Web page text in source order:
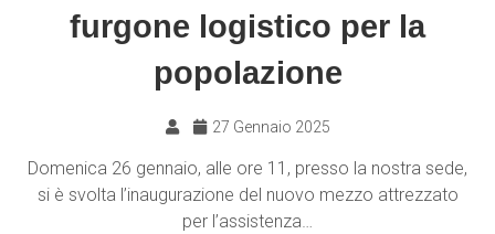
furgone logistico per la
popolazione
27 Gennaio 2025
Domenica 26 gennaio, alle ore 11, presso la nostra sede,
si è svolta l’inaugurazione del nuovo mezzo attrezzato
per l’assistenza…